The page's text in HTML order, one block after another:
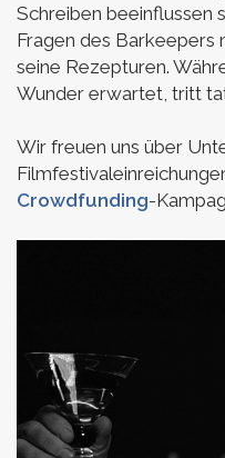
Schreiben beeinflussen
Fragen des Barkeepers
seine Rezepturen.
Wunder erwartet, tritt
Wir freuen uns über
Crowdfunding-